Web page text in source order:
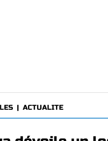
| ACTUALITE